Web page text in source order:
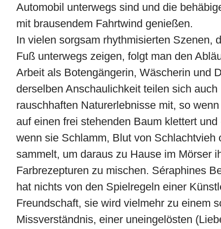
Automobil unterwegs sind und die
mit brausendem Fahrtwind genießen.
In vielen sorgsam rhythmisierten Szenen,
Fuß unterwegs zeigen, folgt man den
Arbeit als Botengängerin, Wäscherin und
derselben Anschaulichkeit teilen sich auch
rauschhaften Naturerlebnisse mit, so
auf einen frei stehenden Baum klettert
wenn sie Schlamm, Blut von Schlachtvieh
sammelt, um daraus zu Hause im Mörser
Farbrezepturen zu mischen. Séraphines
hat nichts von den Spielregeln einer
Freundschaft, sie wird vielmehr zu einem
Missverständnis, einer uneingelösten